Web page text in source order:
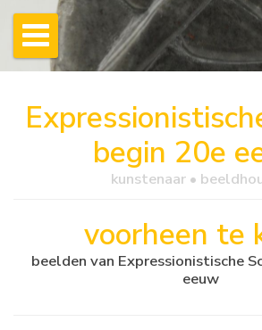
begin 20e
kunstenaar •
voorheen te
beelden van Expressionistische
eeuw